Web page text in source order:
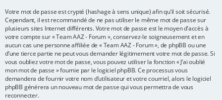
Votre mot de passe est crypté (hashage à sens unique) afin qu’il soit sécurisé.
Cependant, il est recommandé de ne pas utiliser le même mot de passe sur
plusieurs sites Internet différents. Votre mot de passe est le moyen d’accès à
votre compte sur « Team AAZ - Forum », conservez-le soigneusement et en
aucun cas une personne affiliée de « Team AAZ - Forum », de phpBB ou une
d’une tierce partie ne peut vous demander légitimement votre mot de passe. Si
vous oubliez votre mot de passe, vous pouvez utiliser la fonction « J’ai oublié
mon mot de passe » fournie par le logiciel phpBB. Ce processus vous
demandera de fournir votre nom d’utilisateur et votre courriel, alors le logiciel
phpBB générera un nouveau mot de passe qui vous permettra de vous
reconnecter.